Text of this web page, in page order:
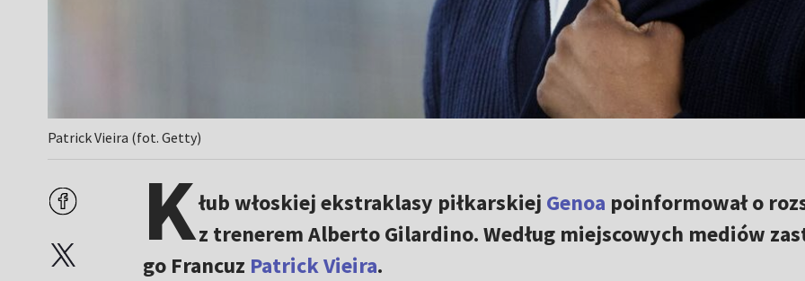
Patrick Vieira (fot. Getty)
Kłub włoskiej ekstraklasy piłkarskiej Genoa poinformował o
z trenerem Alberto Gilardino. Według miejscowych mediów
go Francuz Patrick Vieira.